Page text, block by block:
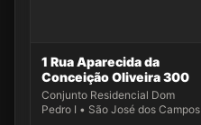
1 Rua Aparecida da
Conceição Oliveira 300
Conjunto Residencial Dom
Pedro I • São José dos Campos